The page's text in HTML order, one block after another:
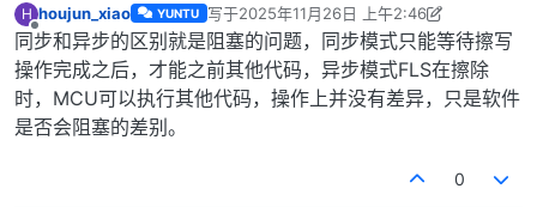
H
离线
houjun_xiao YUNTU 写于2025年11月26日 上午2:46
最后由 houjun_xiao 编辑 2025年11月26日 上
同步和异步的区别就是阻塞的问题，同步模式只能等待擦写
操作完成之后，才能之前其他代码，异步模式FLS在擦除
时，MCU可以执行其他代码，操作上并没有差异，只是软件
是否会阻塞的差别。
0